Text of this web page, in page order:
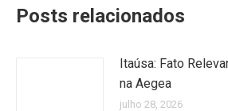
Posts relacionados
Itaúsa: Fato
na Aegea
julho 28, 2026